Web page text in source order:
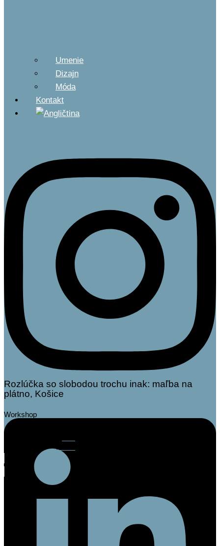
Umenie
Dizajn
Móda
Kontakt
Linkedin
Rozlúčka so slobodou trochu inak: maľba na
plátno, Košice
Workshop
/osoba